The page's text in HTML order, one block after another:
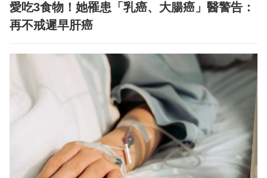
愛吃3食物！她罹患「乳癌、大腸癌」醫警告：
再不戒遲早肝癌